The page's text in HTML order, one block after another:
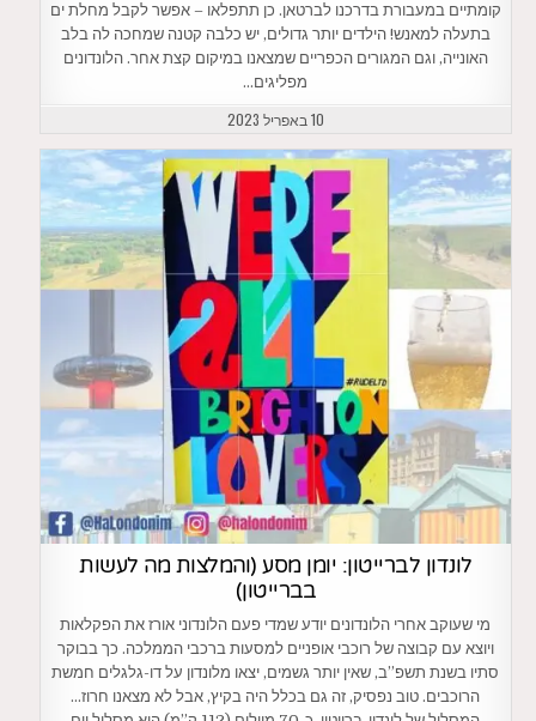
קומתיים במעבורת בדרכנו לברטאן. כן תתפלאו – אפשר לקבל מחלת ים
בתעלה למאנש! הילדים יותר גדולים, יש כלבה קטנה שמחכה לה בלב
האונייה, וגם המגורים הכפריים שמצאנו במיקום קצת אחר. הלונדונים
מפליגים…
10 באפריל 2023
לונדון לברייטון: יומן מסע (והמלצות מה לעשות
בברייטון)
מי שעוקב אחרי הלונדונים יודע שמדי פעם הלונדוני אורז את הפקלאות
ויוצא עם קבוצה של רוכבי אופניים למסעות ברכבי הממלכה. כך בבוקר
סתיו בשנת תשפ”ב, שאין יותר גשמים, יצאו מלונדון על דו-גלגלים חמשת
הרוכבים. טוב נפסיק, זה גם בכלל היה בקיץ, אבל לא מצאנו חרוז…